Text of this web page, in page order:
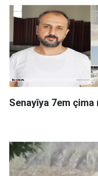
Senayîya 7em